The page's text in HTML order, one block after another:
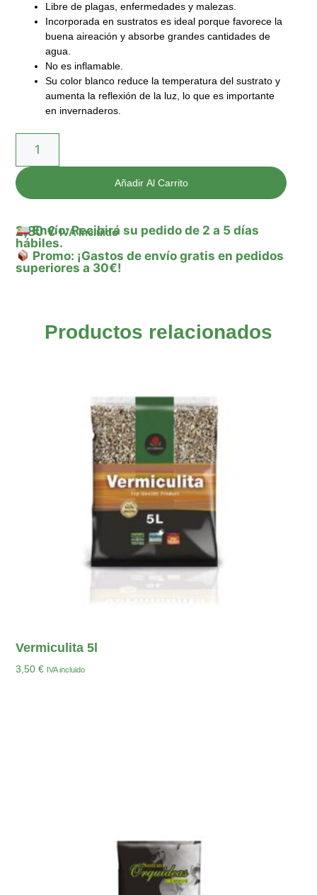
Libre de plagas, enfermedades y malezas.
Incorporada en sustratos es ideal porque favorece la
buena aireación y absorbe grandes cantidades de
agua.
No es inflamable.
Su color blanco reduce la temperatura del sustrato y
aumenta la reflexión de la luz, lo que es importante
en invernaderos.
Añadir Al Carrito
2,80€ IVA Incluido
Envío: Recibirá su pedido de 2 a 5 días
hábiles.
Promo: ¡Gastos de envío gratis en pedidos
superiores a 30€!
Productos relacionados
Vermiculita 5l
3,50€ IVA incluido